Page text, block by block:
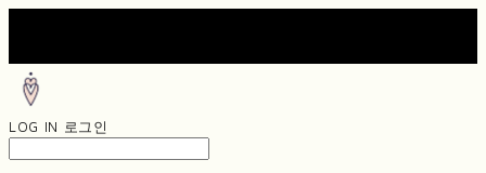
LOG IN 로그인